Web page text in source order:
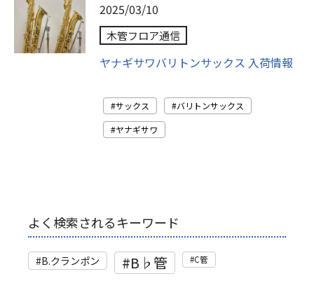
2025/03/10
木管フロア通信
ヤナギサワバリトンサックス 入荷情報
サックス
バリトンサックス
ヤナギサワ
よく検索されるキーワード
B.クランポン B♭管 C管